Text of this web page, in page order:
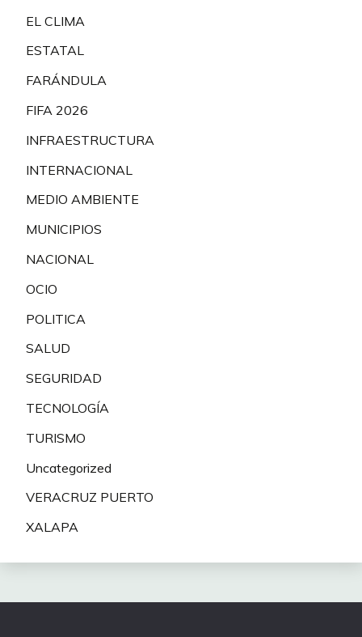
EL CLIMA
ESTATAL
FARÁNDULA
FIFA 2026
INFRAESTRUCTURA
INTERNACIONAL
MEDIO AMBIENTE
MUNICIPIOS
NACIONAL
OCIO
POLITICA
SALUD
SEGURIDAD
TECNOLOGÍA
TURISMO
Uncategorized
VERACRUZ PUERTO
XALAPA